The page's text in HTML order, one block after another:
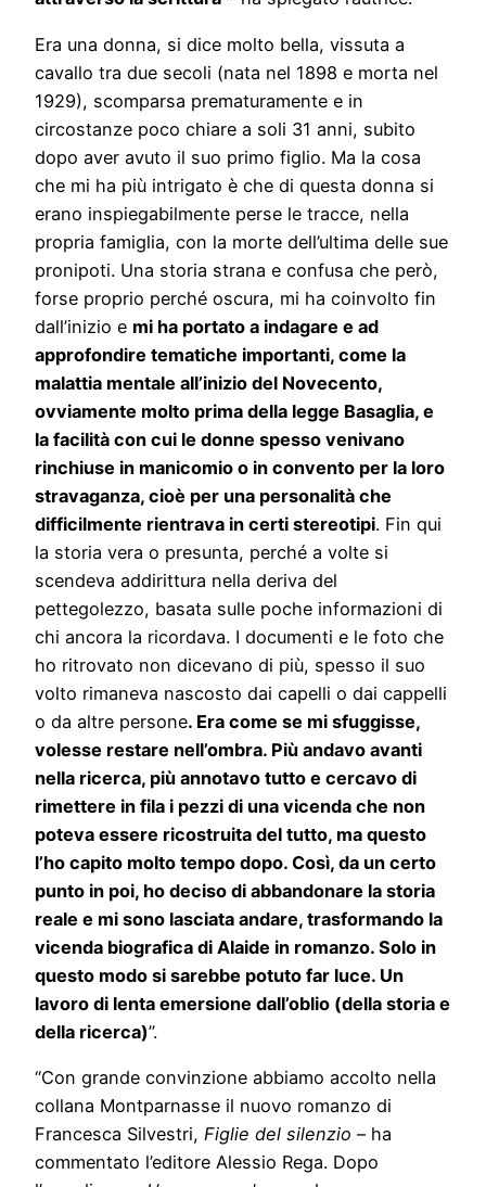
Era una donna, si dice molto bella, vissuta a
cavallo tra due secoli (nata nel 1898 e morta nel
1929), scomparsa prematuramente e in
circostanze poco chiare a soli 31 anni, subito
dopo aver avuto il suo primo figlio. Ma la cosa
che mi ha più intrigato è che di questa donna si
erano inspiegabilmente perse le tracce, nella
propria famiglia, con la morte dell’ultima delle sue
pronipoti. Una storia strana e confusa che però,
forse proprio perché oscura, mi ha coinvolto fin
dall’inizio e mi ha portato a indagare e ad
approfondire tematiche importanti, come la
malattia mentale all’inizio del Novecento,
ovviamente molto prima della legge Basaglia, e
la facilità con cui le donne spesso venivano
rinchiuse in manicomio o in convento per la loro
stravaganza, cioè per una personalità che
difficilmente rientrava in certi stereotipi. Fin qui
la storia vera o presunta, perché a volte si
scendeva addirittura nella deriva del
pettegolezzo, basata sulle poche informazioni di
chi ancora la ricordava. I documenti e le foto che
ho ritrovato non dicevano di più, spesso il suo
volto rimaneva nascosto dai capelli o dai cappelli
o da altre persone. Era come se mi sfuggisse,
volesse restare nell’ombra. Più andavo avanti
nella ricerca, più annotavo tutto e cercavo di
rimettere in fila i pezzi di una vicenda che non
poteva essere ricostruita del tutto, ma questo
l’ho capito molto tempo dopo. Così, da un certo
punto in poi, ho deciso di abbandonare la storia
reale e mi sono lasciata andare, trasformando la
vicenda biografica di Alaide in romanzo. Solo in
questo modo si sarebbe potuto far luce. Un
lavoro di lenta emersione dall’oblio (della storia e
della ricerca)”.
“Con grande convinzione abbiamo accolto nella
collana Montparnasse il nuovo romanzo di
Francesca Silvestri, Figlie del silenzio – ha
commentato l’editore Alessio Rega. Dopo